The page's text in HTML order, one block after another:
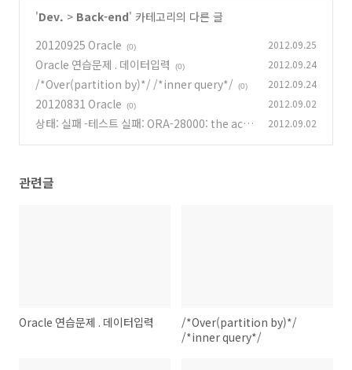
'Dev. > Back-end' 카테고리의 다른 글
20120925 Oracle
(0) 2012.09.25
Oracle 연습문제 . 데이터입력 (0) 2012.09.24
/*Over(partition by)*/ /*inner query*/ (0) 2012.09.24
20120831 Oracle (0) 2012.09.02
상태: 실패 -테스트 실패: ORA-28000: the acc
2012.09.02
관련글
Oracle 연습문제 . 데이터입력
/*Over(partition by)*/
/*inner query*/